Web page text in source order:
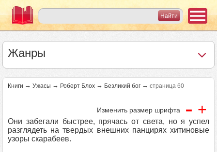
Жанры
Книги → Ужасы → Роберт Блох → Безликий бог → страница 60
Изменить размер шрифта - +
Они забегали быстрее, прячась от света, но я успел
разглядеть на твердых внешних панцирях хитиновые
узоры скарабеев.